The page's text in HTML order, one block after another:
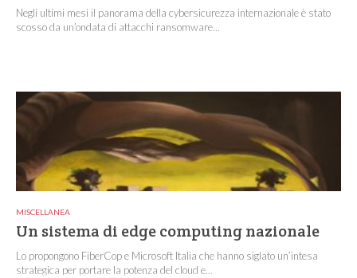
Negli ultimi mesi il panorama della cybersicurezza internazionale è stato
scosso da un’ondata di attacchi ransomware...
MISCELLANEA
Un sistema di edge computing nazionale
Lo propongono FiberCop e Microsoft Italia che hanno siglato un’intesa
strategica per portare la potenza del cloud e...